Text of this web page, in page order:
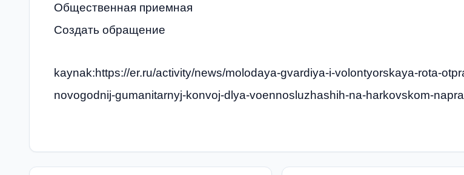
Общественная приемная
Создать обращение
kaynak:https://er.ru/activity/news/molodaya-gvardiya-i-volontyorskaya-rota-
novogodnij-gumanitarnyj-konvoj-dlya-voennosluzhashih-na-harkovskom-